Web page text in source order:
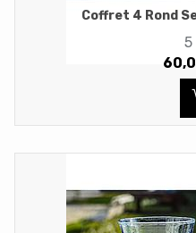
Coffret 4 Rond
5